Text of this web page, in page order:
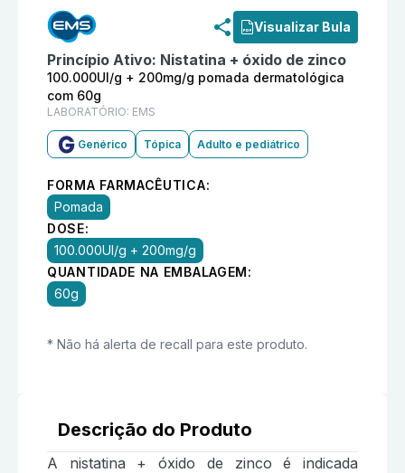
Visualizar Bula
Princípio Ativo: Nistatina + óxido de zinco
100.000UI/g + 200mg/g pomada dermatológica
com 60g
LABORATÓRIO: EMS
Genérico Tópica Adulto e pediátrico
FORMA FARMACÊUTICA:
Pomada
DOSE:
100.000UI/g + 200mg/g
QUANTIDADE NA EMBALAGEM:
60g
* Não há alerta de recall para este produto.
Descrição do Produto
A nistatina + óxido de zinco é indicada